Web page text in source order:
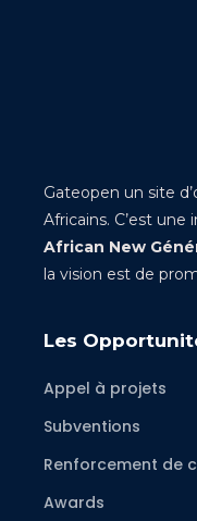
Gateopen un site
Africains. C’est une
African New
la vision est de
Les
Appel à projets
Subventions
Renforcement de
Awards